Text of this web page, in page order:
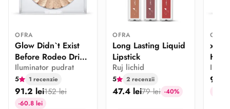
OFRA
Glow Didn`t Exist
Before Rodeo Drive
The Hills
Iluminator pudrat
5 1 recenzie
91.2 lei152 lei
-60.8 lei
OFRA
Long Lasting Liquid
Lipstick
Ruj lichid
5 2 recenzii
47.4 lei79 lei -40%
OFRA
x
91.2